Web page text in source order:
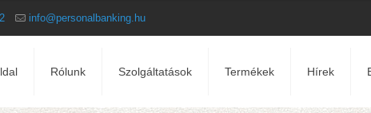
info@personalbanking.hu
Rólunk Szolgáltatások Termékek Hírek